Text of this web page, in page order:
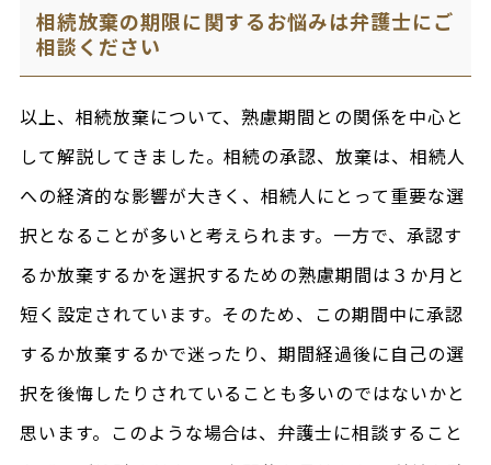
相続放棄の期限に関するお悩みは弁護士にご
相談ください
以上、相続放棄について、熟慮期間との関係を中心と
して解説してきました。相続の承認、放棄は、相続人
への経済的な影響が大きく、相続人にとって重要な選
択となることが多いと考えられます。一方で、承認す
るか放棄するかを選択するための熟慮期間は３か月と
短く設定されています。そのため、この期間中に承認
するか放棄するかで迷ったり、期間経過後に自己の選
択を後悔したりされていることも多いのではないかと
思います。このような場合は、弁護士に相談すること